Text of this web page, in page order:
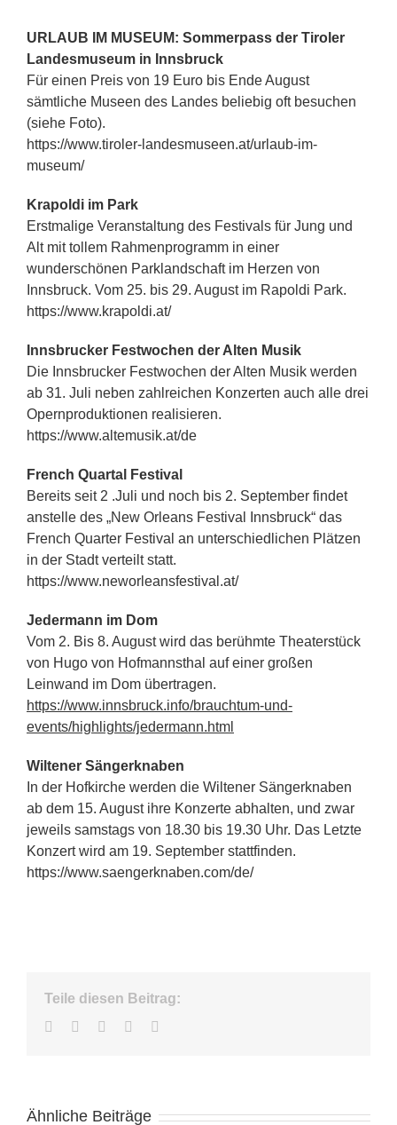
URLAUB IM MUSEUM: Sommerpass der Tiroler
Landesmuseum in Innsbruck
Für einen Preis von 19 Euro bis Ende August
sämtliche Museen des Landes beliebig oft besuchen
(siehe Foto).
https://www.tiroler-landesmuseen.at/urlaub-im-
museum/
Krapoldi im Park
Erstmalige Veranstaltung des Festivals für Jung und
Alt mit tollem Rahmenprogramm in einer
wunderschönen Parklandschaft im Herzen von
Innsbruck. Vom 25. bis 29. August im Rapoldi Park.
https://www.krapoldi.at/
Innsbrucker Festwochen der Alten Musik
Die Innsbrucker Festwochen der Alten Musik werden
ab 31. Juli neben zahlreichen Konzerten auch alle drei
Opernproduktionen realisieren.
https://www.altemusik.at/de
French Quartal Festival
Bereits seit 2 .Juli und noch bis 2. September findet
anstelle des „New Orleans Festival Innsbruck“ das
French Quarter Festival an unterschiedlichen Plätzen
in der Stadt verteilt statt.
https://www.neworleansfestival.at/
Jedermann im Dom
Vom 2. Bis 8. August wird das berühmte Theaterstück
von Hugo von Hofmannsthal auf einer großen
Leinwand im Dom übertragen.
https://www.innsbruck.info/brauchtum-und-
events/highlights/jedermann.html
Wiltener Sängerknaben
In der Hofkirche werden die Wiltener Sängerknaben
ab dem 15. August ihre Konzerte abhalten, und zwar
jeweils samstags von 18.30 bis 19.30 Uhr. Das Letzte
Konzert wird am 19. September stattfinden.
https://www.saengerknaben.com/de/
Teile diesen Beitrag:
Facebook
TwitterLinkedInWhatsApp
Ähnliche Beiträge